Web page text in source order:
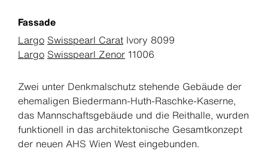
Fassade
Largo Swisspearl Carat Ivory 8099
Largo Swisspearl Zenor 11006
Zwei unter Denkmalschutz stehende Gebäude der
ehemaligen Biedermann-Huth-Raschke-Kaserne,
das Mannschaftsgebäude und die Reithalle, wurden
funktionell in das architektonische Gesamtkonzept
der neuen AHS Wien West eingebunden.